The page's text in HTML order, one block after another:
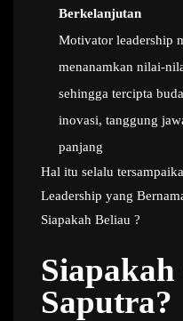
Berkelanjutan
Motivator leadership
menanamkan nilai-
sehingga tercipta
inovasi, tanggung
panjang
Hal itu selalu
Leadership yang
Siapakah Beliau ?
Saputra?